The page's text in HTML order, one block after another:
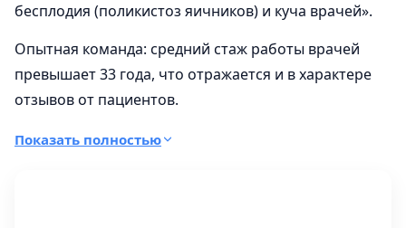
бесплодия (поликистоз яичников) и куча врачей».
Опытная команда: средний стаж работы врачей
превышает 33 года, что отражается и в характере
отзывов от пациентов.
Лечились здесь? Оставьте отзыв - так другие
Показать полностью